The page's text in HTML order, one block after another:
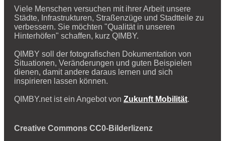
Viele Menschen versuchen mit ihrer Arbeit unsere
Städte, Infrastrukturen, Straßenzüge und Stadtteile zu
verbessern. Sie möchten "Qualität in unseren
Hinterhöfen" schaffen, kurz QIMBY.
QIMBY soll der fotografischen Dokumentation von
Situationen, Veränderungen und guten Beispielen
dienen, damit andere daraus lernen und sich
inspirieren lassen können.
QIMBY.net ist ein Angebot von Zukunft Mobilität.
Creative Commons CC0-Bilderlizenz